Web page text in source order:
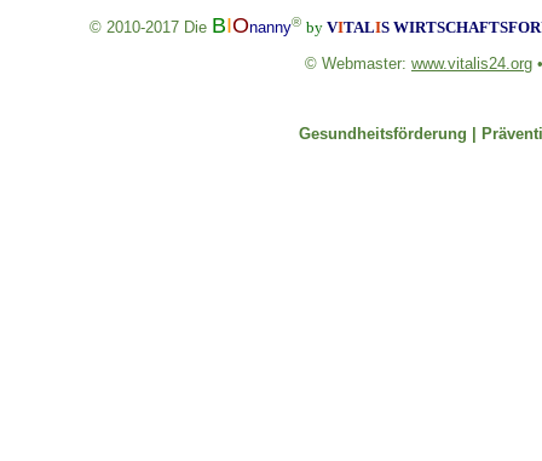
© 2010-2017 Die BIOnanny® by VITALIS
© Webmaster: www.vitalis24.org
Gesundheitsförderung |